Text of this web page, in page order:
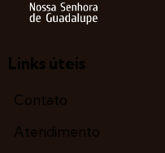
Links úteis
Contato
Atendimento